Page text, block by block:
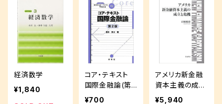
経済数学
¥1,840
コア・テキスト
国際金融論(第2
版)
¥700
アメリカ新金融
資本主義の成立
と危機
¥5,940